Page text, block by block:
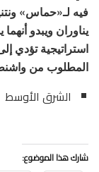
فيه لـ«حماس»
يناوران ويبدو
استراتيجية تؤدي
المطلوب من
الشرق الأوسط
شارك هذا الموضوع: